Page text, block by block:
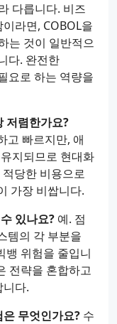
다릅니다. 비즈
라면, COBOL을
는 것이 일반적으
다. 완전한
요로 하는 역량을
저렴한가요?
고 빠르지만, 애
지되므로 현대화
당한 비용으로
가장 비쌉니다.
있나요? 예. 점
템의 각 부분을
뱅 위험을 줄입니
전략을 혼합하고
다.
무엇인가요? 수